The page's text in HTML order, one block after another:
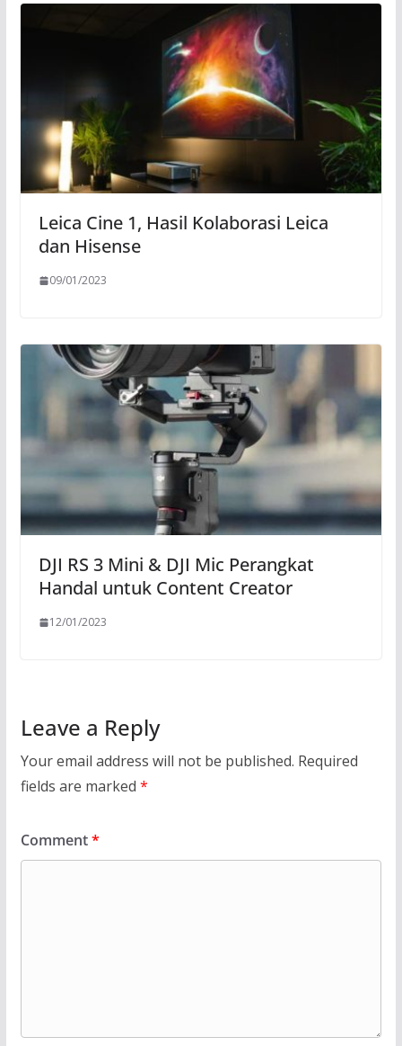
Leica Cine 1, Hasil Kolaborasi Leica
dan Hisense
09/01/2023
DJI RS 3 Mini & DJI Mic Perangkat
Handal untuk Content Creator
12/01/2023
Leave a Reply
Your email address will not be published. Required
fields are marked *
Comment*